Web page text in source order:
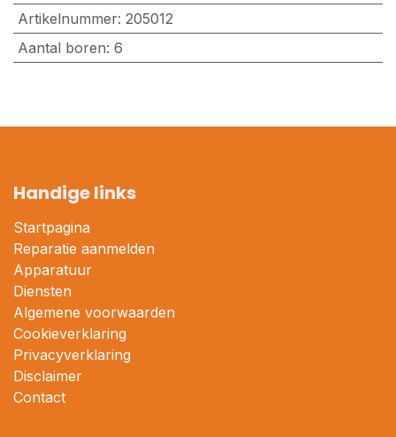
Artikelnummer: 205012
Aantal boren: 6
Handige links
Startpagina
Reparatie aanmelden
Apparatuur
Diensten
Algemene voorwaarden
Cookieverklaring
Privacyverklaring
Disclaimer
Contact